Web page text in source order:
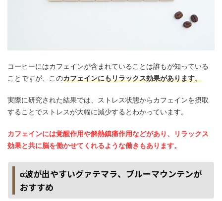
コーヒーにはカフェインが含まれていることは誰もが知っている
ことですが、このカフェインにもリラックス効果があります。
実際に研究された結果では、ストレス状態からカフェインを摂取
することでストレスが大幅に減少するとわかっています。
カフェインには覚醒作用や解熱鎮痛作用などがあり、リラックス
効果と共に脳を働かせてくれるような働きもあります。
α波が出やすいグァテマラ、ブルーマウンテンが
おすすめ